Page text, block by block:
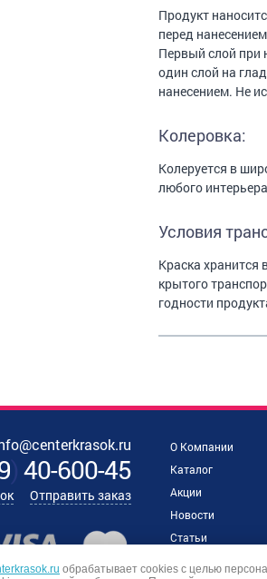
Продукт
перед
Первый слой при
один слой на
нанесением. Не
Колеровка:
Колеруется в
любого
Условия
Краска хранится
крытого
годности
40-600-45
Отправить заказ
О Компании
Каталог
Акции
Новости
Статьи
обрабатывает cookies с целью